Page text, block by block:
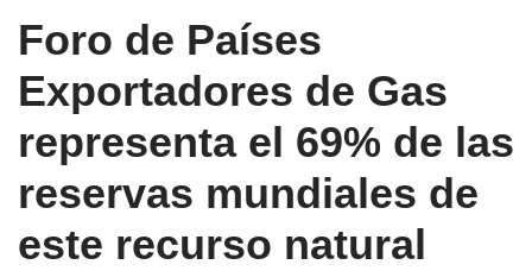
Foro de Países
Exportadores de Gas
representa el 69% de las
reservas mundiales de
este recurso natural